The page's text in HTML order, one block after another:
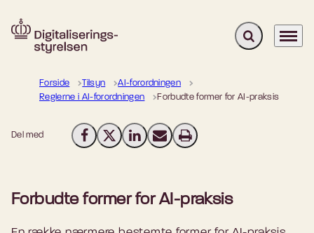
Gå til forsiden Fold søgefelt
Menu
Forside Tilsyn
AI-forordningen
Reglerne i AI-forordningen
Forbudte former for AI-praksis
Del med Del på Facebook
Del på X (Twitter)
Del på LinkedIn
Send email
Print
Forbudte former for AI-praksis